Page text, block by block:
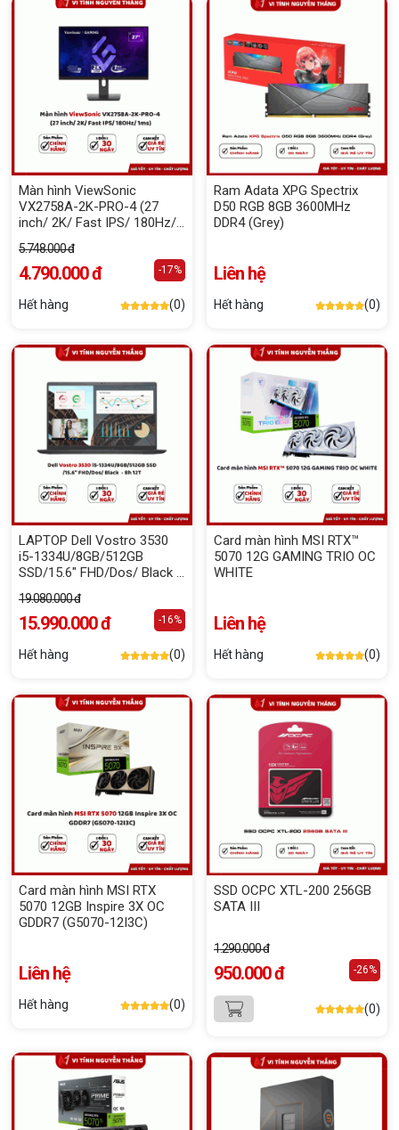
Màn hình ViewSonic
VX2758A-2K-PRO-4 (27
inch/ 2K/ Fast IPS/ 180Hz/
5.748.000 đ
4.790.000 đ -17%
Hết hàng (0)
Ram Adata XPG Spectrix
D50 RGB 8GB 3600MHz
DDR4 (Grey)
Liên hệ
Hết hàng (0)
LAPTOP Dell Vostro 3530
i5-1334U/8GB/512GB
SSD/15.6" FHD/Dos/ Black -
19.080.000 đ
15.990.000 đ -16%
Hết hàng (0)
Card màn hình MSI RTX™
5070 12G GAMING TRIO OC
WHITE
Liên hệ
Hết hàng (0)
Card màn hình MSI RTX
5070 12GB Inspire 3X OC
GDDR7 (G5070-12I3C)
Liên hệ
Hết hàng (0)
SSD OCPC XTL-200 256GB
SATA III
1.290.000 đ
950.000 đ -26%
(0)